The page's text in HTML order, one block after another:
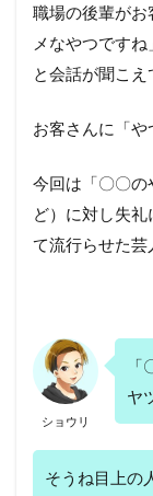
職場の後輩が
メなやつです
と会話が聞こえ
お客さんに「や
今回は「〇〇の
ど）に対し失
て流行らせた芸
ショウリ
ヤ
そうね目上の